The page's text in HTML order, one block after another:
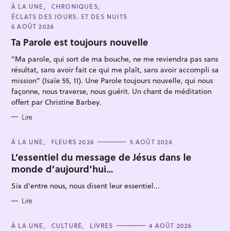
C
A
T
E
O
R
E
À LA UNE
CHRONIQUES
ÉCLATS DES JOURS. ET DES NUITS
6 AOÛT 2026
Ta Parole est toujours nouvelle
"Ma parole, qui sort de ma bouche, ne me reviendra pas sans
résultat, sans avoir fait ce qui me plaît, sans avoir accompli sa
mission" (Isaïe 55, 11). Une Parole toujours nouvelle, qui nous
façonne, nous traverse, nous guérit. Un chant de méditation
offert par Christine Barbey.
Lire
C
T
E
G
O
R
I
S
À LA UNE FLEURS 2026 5 AOÛT 2026
L’essentiel du message de Jésus dans le
monde d’aujourd’hui…
Six d'entre nous, nous disent leur essentiel...
Lire
C
À LA UNE CULTURE LIVRES 4 AOÛT 2026
R
e
c
h
e
r
h
e
r